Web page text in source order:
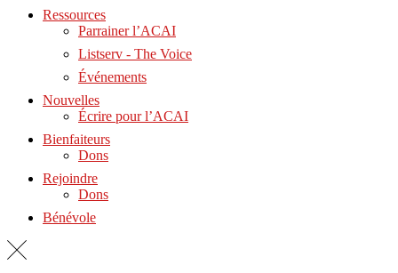
Ressources
Parrainer l’ACAI
Listserv - The Voice
Événements
Nouvelles
Écrire pour l’ACAI
Bienfaiteurs
Dons
Rejoindre
Dons
Bénévole